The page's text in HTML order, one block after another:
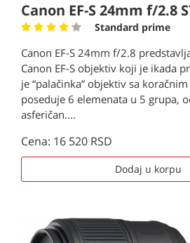
Canon EF-S 24mm f/2.8
Standard prime
Canon EF-S 24mm f/2.8
Canon EF-S objektiv koji je ikada
je “palačinka” objektiv sa
poseduje 6 elemenata u 5 grupa,
asferičan....
Cena: 16 520 RSD
Dodaj u korpu